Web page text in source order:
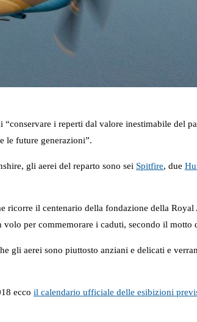
“conservare i reperti dal valore inestimabile del
le future generazioni”.
gli aerei del reparto sono sei Spitfire, due
il centenario della fondazione della
per commemorare i caduti, secondo il
gli aerei sono piuttosto anziani e delicati e
ecco il calendario ufficiale delle esibizioni